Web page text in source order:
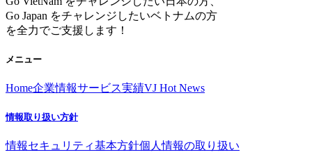
Go Japan をチャレンジしたいベトナムの方
を全力でご支援します！
メニュー
Home企業情報サービス実績VJ Hot News
情報取り扱い方針
情報セキュリティ基本方針個人情報の取り扱い